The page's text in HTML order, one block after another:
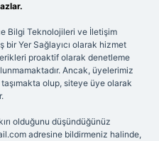
Bilgi Teknolojileri ve İletişim
bir Yer Sağlayıcı olarak hizmet
proaktif olarak denetleme
Ancak, üyelerimiz
olup, siteye üye olarak
olduğunu düşündüğünüz
adresine bildirmeniz halinde,